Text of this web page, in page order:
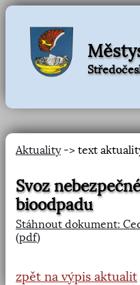
Aktuality-> text
Svoz
bioodpadu
Stáhnout dokument:
(pdf)
zpět na výpis aktualit